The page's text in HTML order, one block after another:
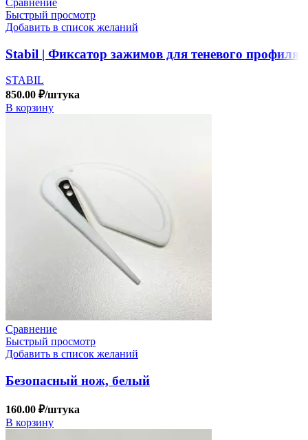
Быстрый просмотр
Добавить в список желаний
Stabil | Фиксатор зажимов для теневого профиля
STABIL
850.00 ₽/штука
В корзину
Сравнение
Быстрый просмотр
Добавить в список желаний
Безопасный нож, белый
160.00 ₽/штука
В корзину